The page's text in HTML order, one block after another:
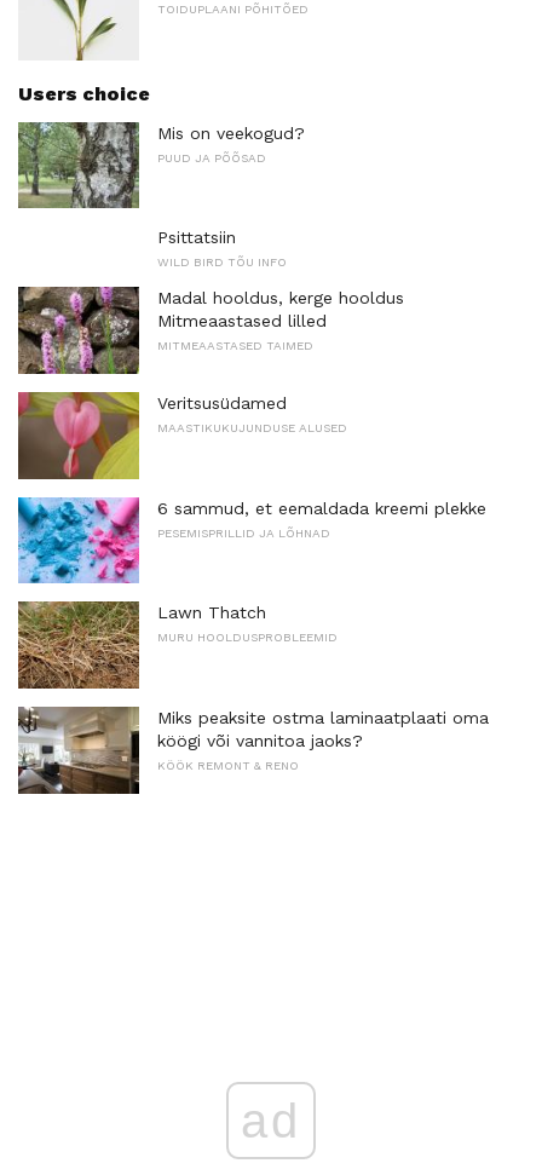
TOIDUPLAANI PÕHITÕED
Users choice
Mis on veekogud?
PUUD JA PÕÕSAD
Psittatsiin
WILD BIRD TÕU INFO
Madal hooldus, kerge hooldus
Mitmeaastased lilled
MITMEAASTASED TAIMED
Veritsusüdamed
MAASTIKUKUJUNDUSE ALUSED
6 sammud, et eemaldada kreemi plekke
PESEMISPRILLID JA LÕHNAD
Lawn Thatch
MURU HOOLDUSPROBLEEMID
Miks peaksite ostma laminaatplaati oma
köögi või vannitoa jaoks?
KÖÖK REMONT & RENO
ad